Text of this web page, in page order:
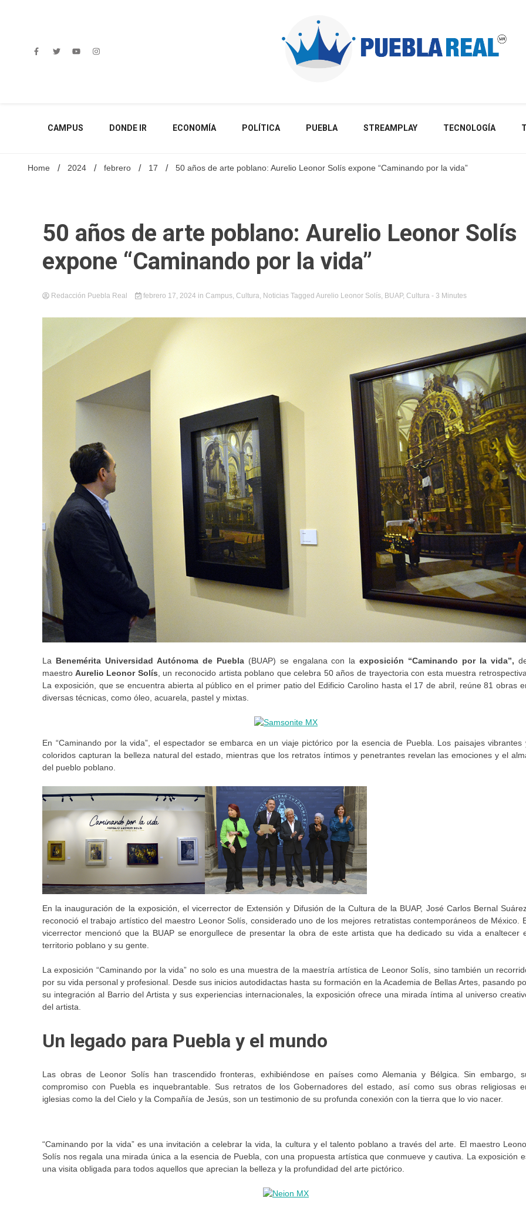
CAMPUS DONDE IR ECONOMÍA POLÍTICA PUEBLA STREAMPLAY TECNOLOGÍA
Home 2024 febrero 17 50 años de arte poblano: Aurelio Leonor Solís expone “Caminando por la vida”
50 años de arte poblano: Aurelio Leonor Solís
expone “Caminando por la vida”
Redacción Puebla Real febrero 17, 2024 in Campus, Cultura, Noticias Tagged Aurelio Leonor Solís, BUAP, Cultura - 3 Minutes
La Benemérita Universidad Autónoma de Puebla(BUAP) se engalana con laexposición “Caminando por la vida”,
maestro Aurelio Leonor Solís , un reconocido artista poblano que celebra 50 años de trayectoria con esta muestra retrospectiva.
La exposición, que se encuentra abierta al público en el primer patio del Edificio Carolino hasta el 17 de abril, reúne 81 obras
diversas técnicas, como óleo, acuarela, pastel y mixtas.
En “Caminando por la vida”, el espectador se embarca en un viaje pictórico por la esencia de Puebla. Los paisajes vibrantes
coloridos capturan la belleza natural del estado, mientras que los retratos íntimos y penetrantes revelan las emociones y el
del pueblo poblano.
En la inauguración de la exposición, el vicerrector de Extensión y Difusión de la Cultura de la BUAP, José Carlos Bernal
reconoció el trabajo artístico del maestro Leonor Solís, considerado uno de los mejores retratistas contemporáneos de México.
vicerrector mencionó que la BUAP se enorgullece de presentar la obra de este artista que ha dedicado su vida a enaltecer
territorio poblano y su gente.
La exposición “Caminando por la vida” no solo es una muestra de la maestría artística de Leonor Solís, sino también un
por su vida personal y profesional. Desde sus inicios autodidactas hasta su formación en la Academia de Bellas Artes, pasando
su integración al Barrio del Artista y sus experiencias internacionales, la exposición ofrece una mirada íntima al universo
del artista.
Un legado para Puebla y el mundo
Las obras de Leonor Solís han trascendido fronteras, exhibiéndose en países como Alemania y Bélgica. Sin embargo,
compromiso con Puebla es inquebrantable. Sus retratos de los Gobernadores del estado, así como sus obras religiosas
iglesias como la del Cielo y la Compañía de Jesús, son un testimonio de su profunda conexión con la tierra que lo vio nacer.
“Caminando por la vida” es una invitación a celebrar la vida, la cultura y el talento poblano a través del arte. El maestro
Solís nos regala una mirada única a la esencia de Puebla, con una propuesta artística que conmueve y cautiva. La exposición
una visita obligada para todos aquellos que aprecian la belleza y la profundidad del arte pictórico.